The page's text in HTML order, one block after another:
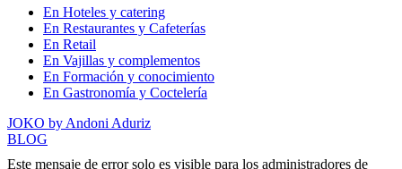
En Hoteles y catering
En Restaurantes y Cafeterías
En Retail
En Vajillas y complementos
En Formación y conocimiento
En Gastronomía y Coctelería
JOKO by Andoni Aduriz
BLOG
Este mensaje de error solo es visible para los administradores de